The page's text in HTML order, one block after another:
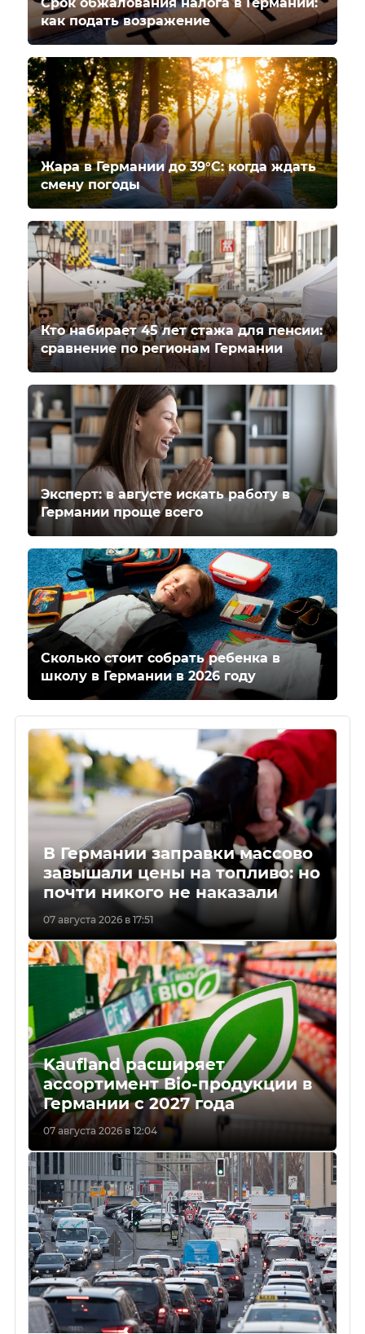
как подать возражение
Жара в Германии до 39°C: когда ждать
смену погоды
Кто набирает 45 лет стажа для пенсии:
сравнение по регионам Германии
Эксперт: в августе искать работу в
Германии проще всего
Сколько стоит собрать ребенка в
школу в Германии в 2026 году
В Германии заправки массово
завышали цены на топливо: но
почти никого не наказали
07 августа 2026 в 17:51
Kaufland расширяет
ассортимент Bio-продукции в
Германии с 2027 года
07 августа 2026 в 12:04